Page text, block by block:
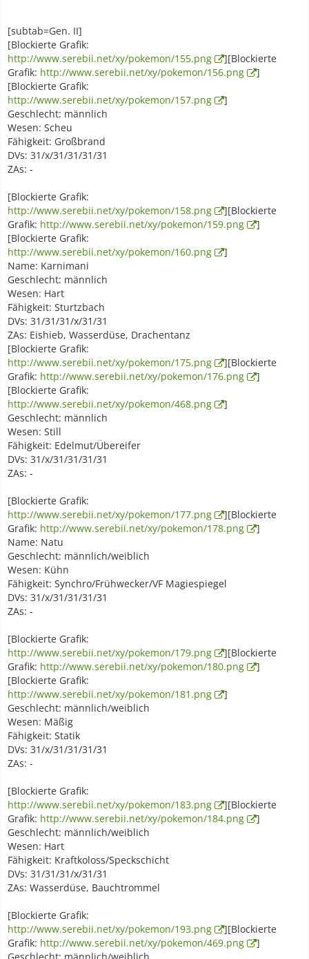
[subtab=Gen. II]
[Blockierte Grafik:
http://www.serebii.net/xy/pokemon/155.png
][Blockierte
Grafik: http://www.serebii.net/xy/pokemon/156.png
]
[Blockierte Grafik:
http://www.serebii.net/xy/pokemon/157.png
]
Geschlecht: männlich
Wesen: Scheu
Fähigkeit: Großbrand
DVs: 31/x/31/31/31/31
ZAs: -
[Blockierte Grafik:
http://www.serebii.net/xy/pokemon/158.png
][Blockierte
Grafik: http://www.serebii.net/xy/pokemon/159.png
]
[Blockierte Grafik:
http://www.serebii.net/xy/pokemon/160.png
]
Name: Karnimani
Geschlecht: männlich
Wesen: Hart
Fähigkeit: Sturtzbach
DVs: 31/31/31/x/31/31
ZAs: Eishieb, Wasserdüse, Drachentanz
[Blockierte Grafik:
http://www.serebii.net/xy/pokemon/175.png
][Blockierte
Grafik: http://www.serebii.net/xy/pokemon/176.png
]
[Blockierte Grafik:
http://www.serebii.net/xy/pokemon/468.png
]
Geschlecht: männlich
Wesen: Still
Fähigkeit: Edelmut/Übereifer
DVs: 31/x/31/31/31/31
ZAs: -
[Blockierte Grafik:
http://www.serebii.net/xy/pokemon/177.png
][Blockierte
Grafik: http://www.serebii.net/xy/pokemon/178.png
]
Name: Natu
Geschlecht: männlich/weiblich
Wesen: Kühn
Fähigkeit: Synchro/Frühwecker/VF Magiespiegel
DVs: 31/x/31/31/31/31
ZAs: -
[Blockierte Grafik:
http://www.serebii.net/xy/pokemon/179.png
][Blockierte
Grafik: http://www.serebii.net/xy/pokemon/180.png
]
[Blockierte Grafik:
http://www.serebii.net/xy/pokemon/181.png
]
Geschlecht: männlich/weiblich
Wesen: Mäßig
Fähigkeit: Statik
DVs: 31/x/31/31/31/31
ZAs: -
[Blockierte Grafik:
http://www.serebii.net/xy/pokemon/183.png
][Blockierte
Grafik: http://www.serebii.net/xy/pokemon/184.png
]
Geschlecht: männlich/weiblich
Wesen: Hart
Fähigkeit: Kraftkoloss/Speckschicht
DVs: 31/31/31/x/31/31
ZAs: Wasserdüse, Bauchtrommel
[Blockierte Grafik:
http://www.serebii.net/xy/pokemon/193.png
][Blockierte
Grafik: http://www.serebii.net/xy/pokemon/469.png
]